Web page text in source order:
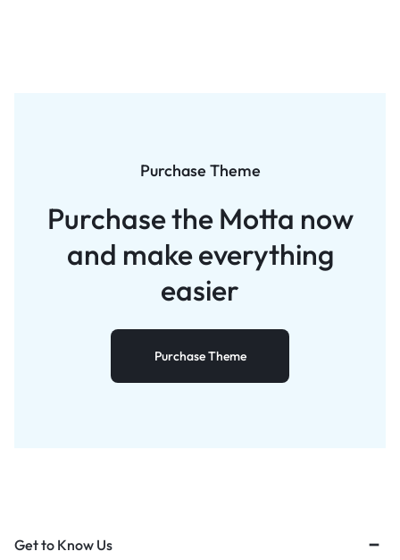
Purchase Theme
Purchase the Motta now
and make everything
easier
Purchase Theme
Get to Know Us